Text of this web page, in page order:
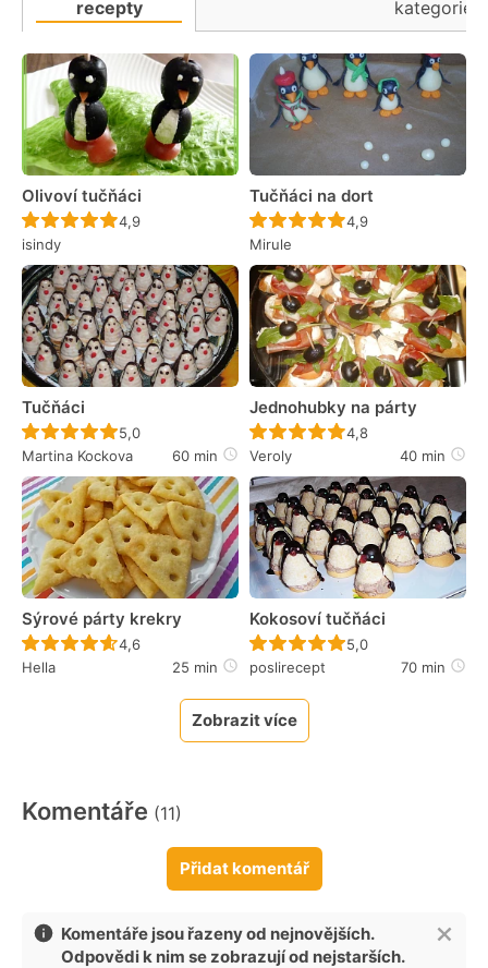
recepty kategorie
Olivoví tučňáci
Recept ještě nebyl hodnocen
4,9
isindy
Tučňáci na dort
Recept ještě nebyl
4,9
Mirule
Tučňáci
Recept ještě nebyl hodnocen
5,0
Martina Kockova
60 min
Jednohubky na párty
Recept ještě nebyl
4,8
Veroly
40 min
Sýrové párty krekry
Recept ještě nebyl hodnocen
4,6
Hella
25 min
Kokosoví tučňáci
Recept ještě nebyl
5,0
poslirecept
70 min
Zobrazit více
Komentáře (11)
Přidat komentář
Komentáře jsou řazeny od nejnovějších.
Odpovědi k nim se zobrazují od nejstarších.